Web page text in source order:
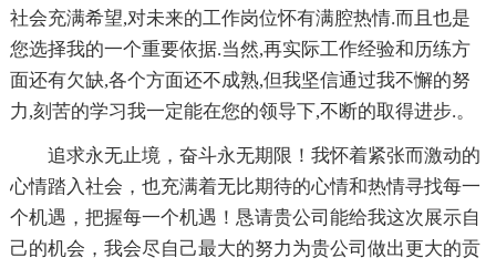
社会充满希望,对未来的工作岗位怀有满腔热情.而且也是
您选择我的一个重要依据.当然,再实际工作经验和历练方
面还有欠缺,各个方面还不成熟,但我坚信通过我不懈的努
力,刻苦的学习我一定能在您的领导下,不断的取得进步.。
追求永无止境，奋斗永无期限！我怀着紧张而激动的
心情踏入社会，也充满着无比期待的心情和热情寻找每一
个机遇，把握每一个机遇！恳请贵公司能给我这次展示自
己的机会，我会尽自己最大的努力为贵公司做出更大的贡